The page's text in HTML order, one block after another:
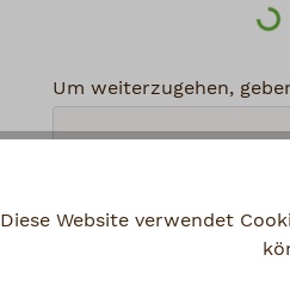
Um weiterzugehen,
Datenschutz
Diese Website verwendet